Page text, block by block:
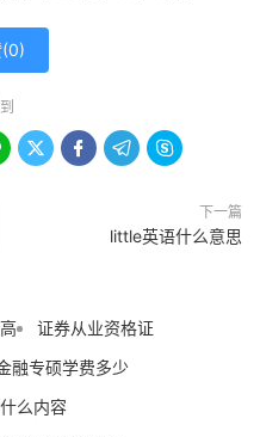
0)
   
下一篇
little英语什么意思
证券从业资格证
融专硕学费多少
么内容